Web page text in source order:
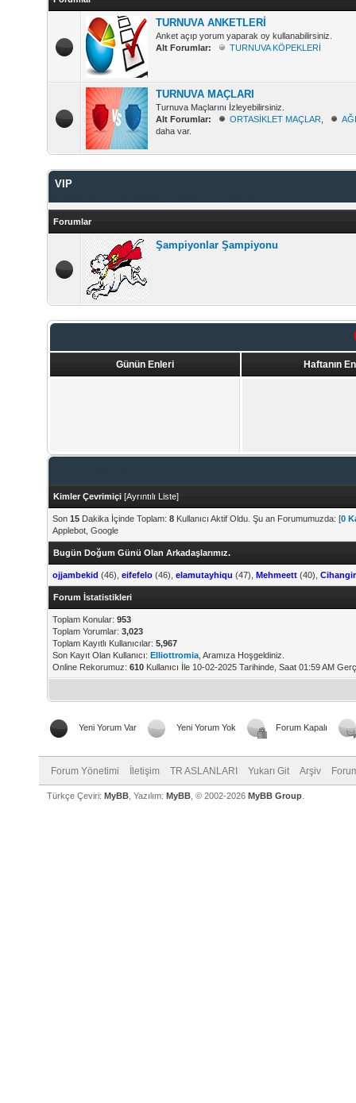
TURNUVA ANKETLERİ
Anket açıp yorum yaparak oy kullanabilirsiniz.
Alt Forumlar:
TURNUVA KÖPEKLERİ
TURNUVA MAÇLARI
Turnuva Maçlarını İzleyebilirsiniz.
Alt Forumlar:
ORTASİKLET MAÇLAR
daha var.
VIP
Forumlar
Şampiyonlar Şampiyonu
Günün Enleri Haftanın
Kimler Çevrimiçi [Ayrıntılı Liste]
Son 15 Dakika İçinde Toplam: 8 Kullanıcı Aktif Oldu. Şu an Forumumuzda: [0
Applebot, Google
Bugün Doğum Günü Olan Arkadaşlarımız.
ojjambekid (46), eifefelo (46), elamutayhiqu (47), Mehmeett (40), Cihangir
Forum İstatistikleri
Toplam Konular: 953
Toplam Yorumlar: 3,023
Toplam Kayıtlı Kullanıcılar: 5,967
Son Kayıt Olan Kullanıcı: Elliottromia , Aramıza Hoşgeldiniz.
Online Rekorumuz: 610 Kullanıcı İle 10-02-2025 Tarihinde, Saat 01:59 AM
Yeni Yorum Var Yeni Yorum Yok Forum Kapalı
Forum Yönetimi İletişim TR ASLANLARI Yukarı Git Arşiv
Türkçe Çeviri: MyBB , Yazılım: MyBB , © 2002-2026 MyBB Group